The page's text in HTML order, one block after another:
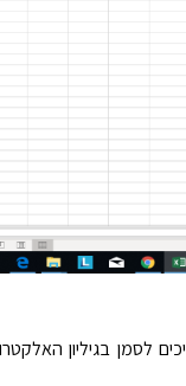
לסמן בגיליון